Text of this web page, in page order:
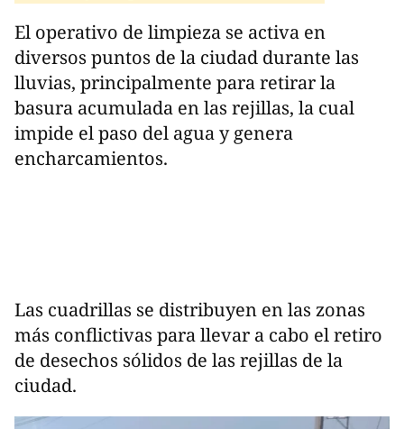
El operativo de limpieza se activa en
diversos puntos de la ciudad durante las
lluvias, principalmente para retirar la
basura acumulada en las rejillas, la cual
impide el paso del agua y genera
encharcamientos.
Las cuadrillas se distribuyen en las zonas
más conflictivas para llevar a cabo el retiro
de desechos sólidos de las rejillas de la
ciudad.